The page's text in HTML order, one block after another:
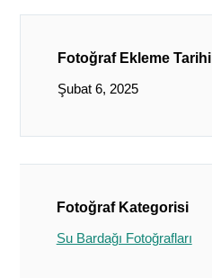
Fotoğraf Ekleme Tarihi
Şubat 6, 2025
Fotoğraf Kategorisi
Su Bardağı Fotoğrafları